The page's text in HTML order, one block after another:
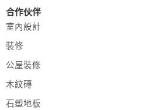
合作伙伴
室內設計
裝修
公屋裝修
木紋磚
石塑地板